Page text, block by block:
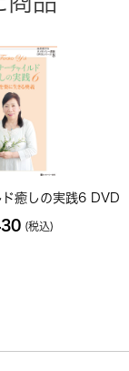
癒しの実践6 DVD
(税込)